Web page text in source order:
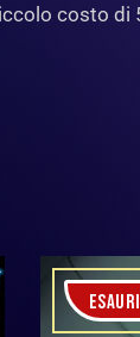
costo di